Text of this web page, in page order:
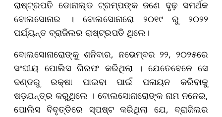
ରାଷ୍ଟ୍ରପତି ଡୋନାଲ୍ଡ ଟ୍ରମ୍ପଙ୍କ ଜଣେ ଦୃଢ଼ ସମର୍ଥକ
ବୋଲସୋନାର । ବୋଲସୋନାରୋ ୨୦୧୯ ରୁ ୨୦୨୨
ପର୍ଯ୍ୟନ୍ତ ବ୍ରାଜିଲର ରାଷ୍ଟ୍ରପତି ଥିଲେ।
ବୋଲସୋନାରୋଙ୍କୁ ଶନିବାର, ନଭେମ୍ବର ୨୨, ୨୦୨୫ରେ
ସଂଘୀୟ ପୋଲିସ ଗିରଫ କରିଥିଲା । ଯେତେବେଳେ ସେ
ଦଣ୍ଡରୁ ରକ୍ଷା ପାଇବା ପାଇଁ ପଳାୟନ କରିବାକୁ
ଷଡ଼ଯନ୍ତ୍ର କରୁଥିଲେ । ବୋଲସୋନାରୋଙ୍କ ନାମ ନନେଇ,
ପୋଲିସ ବିବୃତ୍ତିରେ ସ୍ପଷ୍ଟ କରିଥିଲା ଯେ, ବ୍ରାଜିଲର